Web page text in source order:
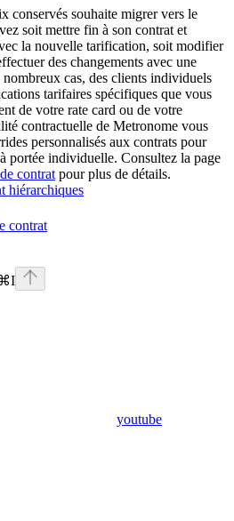
conservés souhaite migrer vers le
soit mettre fin à son contrat et
la nouvelle tarification, soit modifier
des changements avec une
cas, des clients individuels
tarifaires spécifiques que vous
de votre rate card ou de votre
contractuelle de Metronome vous
personnalisés aux contrats pour
portée individuelle. Consultez la page
contrat pour plus de détails.
hiérarchiques
contrat
I
youtube